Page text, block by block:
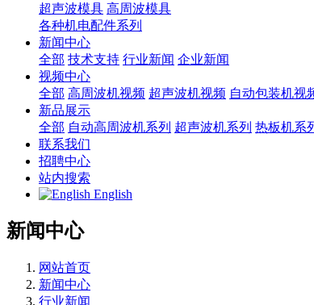
超声波模具 高周波模具
各种机电配件系列
新闻中心
全部 技术支持 行业新闻 企业新闻
视频中心
全部 高周波机视频 超声波机视频 自动包装机视
新品展示
全部 自动高周波机系列 超声波机系列 热板机系
联系我们
招聘中心
站内搜索
English
新闻中心
网站首页
新闻中心
行业新闻